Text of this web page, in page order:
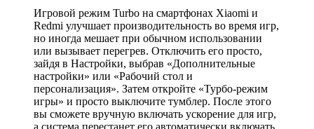
Игровой режим Turbo на смартфонах Xiaomi и
Redmi улучшает производительность во время игр,
но иногда мешает при обычном использовании
или вызывает перегрев. Отключить его просто,
зайдя в Настройки, выбрав «Дополнительные
настройки» или «Рабочий стол и
персонализация». Затем откройте «Турбо-режим
игры» и просто выключите тумблер. После этого
вы сможете вручную включать ускорение для игр,
а система перестанет его автоматически включать